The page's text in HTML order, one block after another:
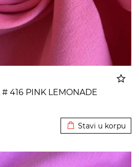
# 416 PINK LEMONADE
Stavi u korpu